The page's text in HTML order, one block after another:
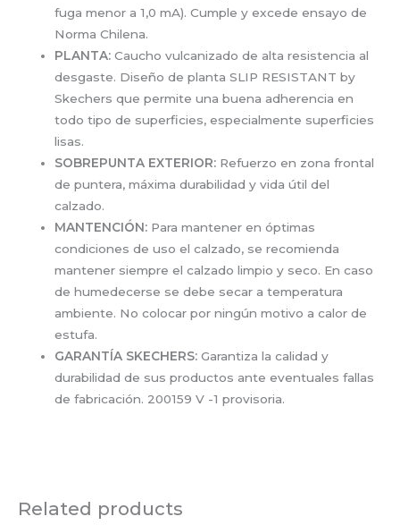
fuga menor a 1,0 mA). Cumple y excede ensayo de
Norma Chilena.
PLANTA: Caucho vulcanizado de alta resistencia al
desgaste. Diseño de planta SLIP RESISTANT by
Skechers que permite una buena adherencia en
todo tipo de superficies, especialmente superficies
lisas.
SOBREPUNTA EXTERIOR: Refuerzo en zona frontal
de puntera, máxima durabilidad y vida útil del
calzado.
MANTENCIÓN: Para mantener en óptimas
condiciones de uso el calzado, se recomienda
mantener siempre el calzado limpio y seco. En caso
de humedecerse se debe secar a temperatura
ambiente. No colocar por ningún motivo a calor de
estufa.
GARANTÍA SKECHERS: Garantiza la calidad y
durabilidad de sus productos ante eventuales fallas
de fabricación. 200159 V -1 provisoria.
Related products